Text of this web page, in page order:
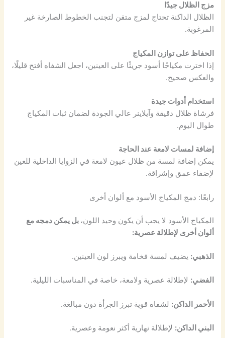
مزج الظلال جيدًا
الظلال الداكنة تحتاج لمزج متقن لتجنب الخطوط الصارخة غير
المرغوبة.
الحفاظ على توازن المكياج
إذا اخترت مكياجًا أسود جريئًا على العينين، اجعل الشفاه أفتح قليلًا،
والعكس صحيح.
استخدام أدوات جيدة
فرشاة ظلال دقيقة وآيلاينر عالي الجودة لضمان ثبات المكياج
طوال اليوم.
إضافة لمسات لامعة عند الحاجة
يمكن إضافة لمسة من ظلال عيون لامعة في الزوايا الداخلية للعين
لإضفاء عمق وإشراقة.
رابعًا: دمج المكياج الأسود مع ألوان أخرى
المكياج الأسود لا يجب أن يكون وحيد اللون، بل يمكن دمجه مع
ألوان أخرى لإطلالة عصرية:
الذهبي: يضيف لمسة فخامة ويبرز لون العينين.
الفضي: لإطلالة عصرية ولامعة، خاصة في المناسبات الليلية.
الأحمر الداكن: لشفاه قوية تبرز الجرأة دون مبالغة.
البني الداكن: لإطلالة نهارية أكثر نعومة وعصرية.